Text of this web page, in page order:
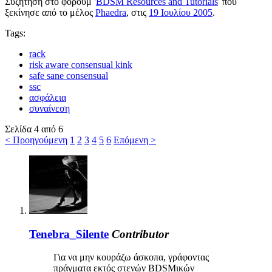
ξεκίνησε από το μέλος Phaedra, στις 19 Ιουλίου 2005.
Tags:
rack
risk aware consensual kink
safe sane consensual
ssc
ασφάλεια
συναίνεση
Σελίδα 4 από 6
< Προηγούμενη 1 2 3 4 5 6 Επόμενη >
Tenebra_Silente Contributor
Για να μην κουράζω άσκοπα, γράφοντας
πράγματα εκτός στενών BDSMικών